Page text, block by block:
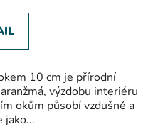
10 cm je přírodní
výzdobu interiéru
okům působí vzdušně a
jako...